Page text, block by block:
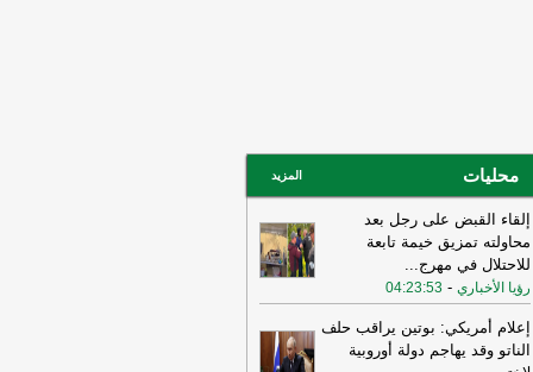
محليات المزيد
إلقاء القبض على رجل بعد
محاولته تمزيق خيمة تابعة
للاحتلال في مهرج...
رؤيا الأخباري -
04:23:53
إعلام أمريكي: بوتين يراقب حلف
الناتو وقد يهاجم دولة أوروبية